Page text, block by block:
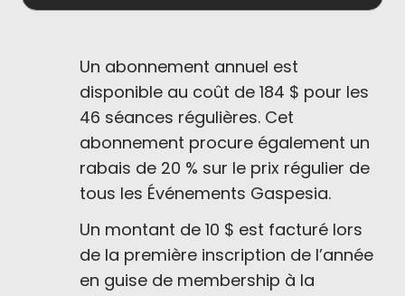
Un abonnement annuel est
disponible au coût de 184 $ pour les
46 séances régulières. Cet
abonnement procure également un
rabais de 20 % sur le prix régulier de
tous les Événements Gaspesia.
Un montant de 10 $ est facturé lors
de la première inscription de l’année
en guise de membership à la